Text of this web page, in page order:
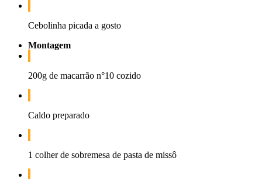
Cebolinha picada a gosto
Montagem
200g de macarrão n°10 cozido
Caldo preparado
1 colher de sobremesa de pasta de missô